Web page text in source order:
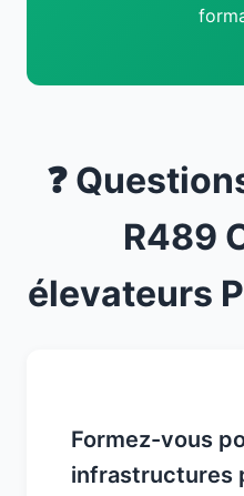
❓
R489
élevateurs
Formez-vous
infrastructures